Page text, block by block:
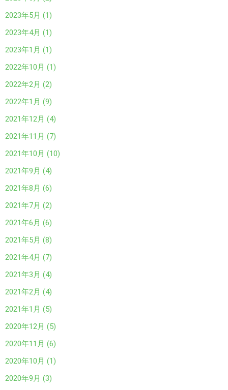
2023年5月 (1)
2023年4月 (1)
2023年1月 (1)
2022年10月 (1)
2022年2月 (2)
2022年1月 (9)
2021年12月 (4)
2021年11月 (7)
2021年10月 (10)
2021年9月 (4)
2021年8月 (6)
2021年7月 (2)
2021年6月 (6)
2021年5月 (8)
2021年4月 (7)
2021年3月 (4)
2021年2月 (4)
2021年1月 (5)
2020年12月 (5)
2020年11月 (6)
2020年10月 (1)
2020年9月 (3)